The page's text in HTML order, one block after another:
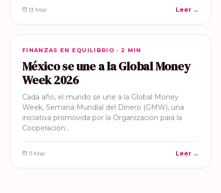
13 Mar Leer →
FINANZAS EN EQUILIBRIO
FINANZAS EN EQUILIBRIO · 2 MIN
México se une a la Global Money
Week 2026
Cada año, el mundo se une a la Global Money
Week, Semana Mundial del Dinero (GMW), una
iniciativa promovida por la Organización para la
Cooperación…
11 Mar Leer →